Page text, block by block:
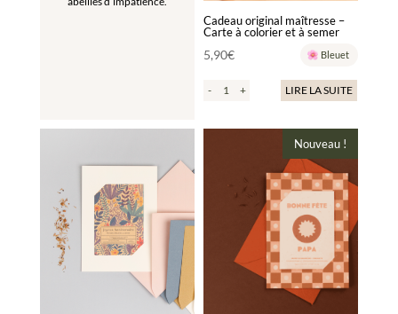
Cadeau original maîtresse –
Carte à colorier et à semer
5,90€ Bleuet
- + LIRE LA SUITE
plusieurs
variations.
Les
options
peuvent
Nouveau !